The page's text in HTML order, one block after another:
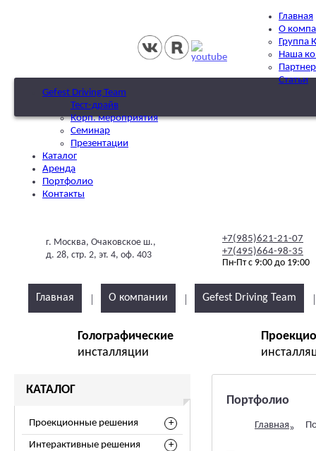
Главная
О
Группа
Наша
Статьи
Gefest Driving Team
Тест-драйв
Корп. мероприятия
Семинар
Презентации
Каталог
Аренда
Портфолио
Контакты
г. Москва, Очаковское ш.,
д. 28, стр. 2, эт. 4, оф. 403
+7(985)621-21-07
+7(495)664-98-35
Пн-Пт с 9:00 до 19:00
Главная О компании Gefest Driving Team
Голографические
инсталляции
КАТАЛОГ
Проекционные решения
Интерактивные решения
Портфолио
Главная»